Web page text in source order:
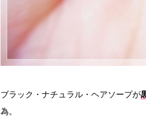
ブラック・ナチュラル・ヘアソープが
為。